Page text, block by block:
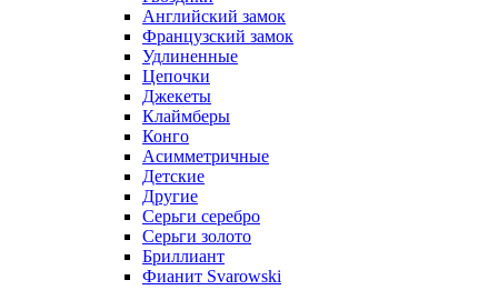
Английский замок
Французский замок
Удлиненные
Цепочки
Джекеты
Клаймберы
Конго
Асимметричные
Детские
Другие
Серьги серебро
Серьги золото
Бриллиант
Фианит Svarowski